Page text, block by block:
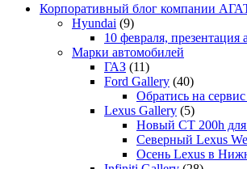
Корпоративный блог компании
Hyundai (9)
10 февраля,
Марки автомобилей
ГАЗ (11)
Ford Gallery (40)
Обратись на
Lexus Gallery (5)
Новый CT 200h
Северный Lexus
Осень Lexus в